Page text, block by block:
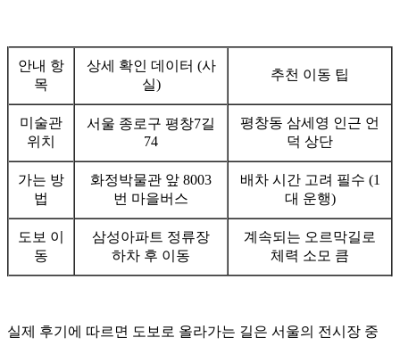
안내 항
목
상세 확인 데이터 (사
실)
추천 이동 팁
미술관
위치
서울 종로구 평창7길
74
평창동 삼세영 인근 언
덕 상단
가는 방
법
화정박물관 앞 8003
번 마을버스
배차 시간 고려 필수 (1
대 운행)
도보 이
동
삼성아파트 정류장
하차 후 이동
계속되는 오르막길로
체력 소모 큼
실제 후기에 따르면 도보로 올라가는 길은 서울의 전시장 중